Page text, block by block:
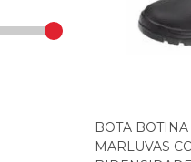
BOTA
MARLUVAS